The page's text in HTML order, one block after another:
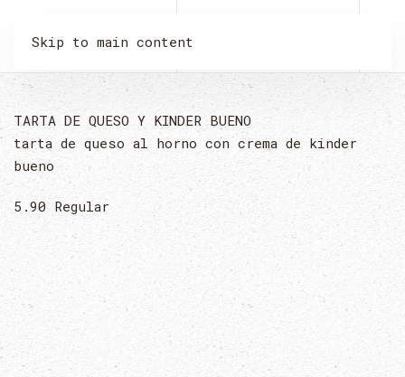
Skip to main content
LA MALQUERIDA
TARTA DE QUESO Y KINDER BUENO
tarta de queso al horno con crema de kinder
bueno
5.90 Regular